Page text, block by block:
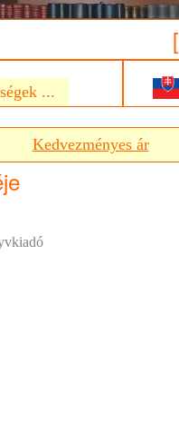
[
...
Kedvezményes ár